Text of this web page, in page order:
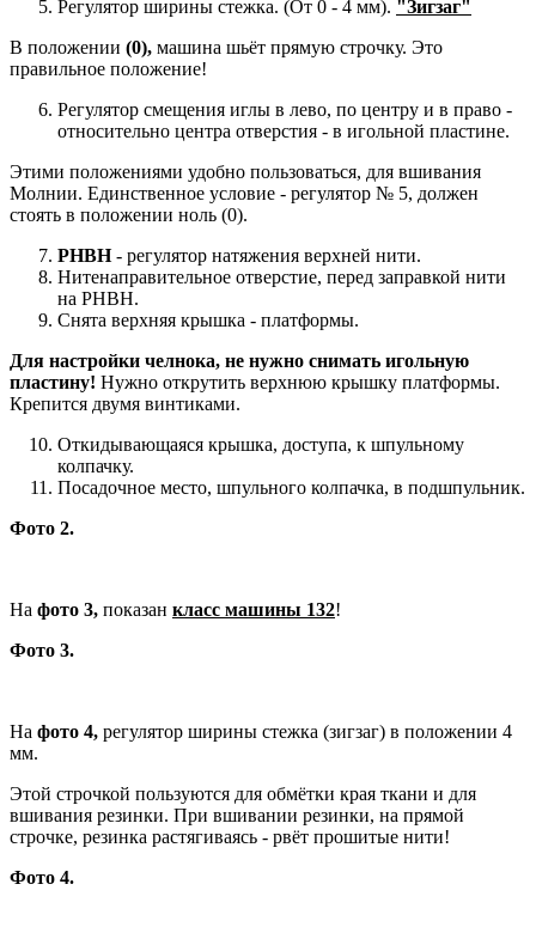
Регулятор ширины стежка. (От 0 - 4 мм). "Зигзаг"
В положении (0), машина шьёт прямую строчку. Это
правильное положение!
Регулятор смещения иглы в лево, по центру и в право -
относительно центра отверстия - в игольной пластине.
Этими положениями удобно пользоваться, для вшивания
Молнии. Единственное условие - регулятор № 5, должен
стоять в положении ноль (0).
РНВН- регулятор натяжения верхней нити.
Нитенаправительное отверстие, перед заправкой нити
на РНВН.
Снята верхняя крышка - платформы.
Для настройки челнока, не нужно снимать игольную
пластину! Нужно открутить верхнюю крышку платформы.
Крепится двумя винтиками.
Откидывающаяся крышка, доступа, к шпульному
колпачку.
Посадочное место, шпульного колпачка, в подшпульник.
Фото 2.
На фото 3, показан класс машины 132!
Фото 3.
На фото 4, регулятор ширины стежка (зигзаг) в положении 4
мм.
Этой строчкой пользуются для обмётки края ткани и для
вшивания резинки. При вшивании резинки, на прямой
строчке, резинка растягиваясь - рвёт прошитые нити!
Фото 4.